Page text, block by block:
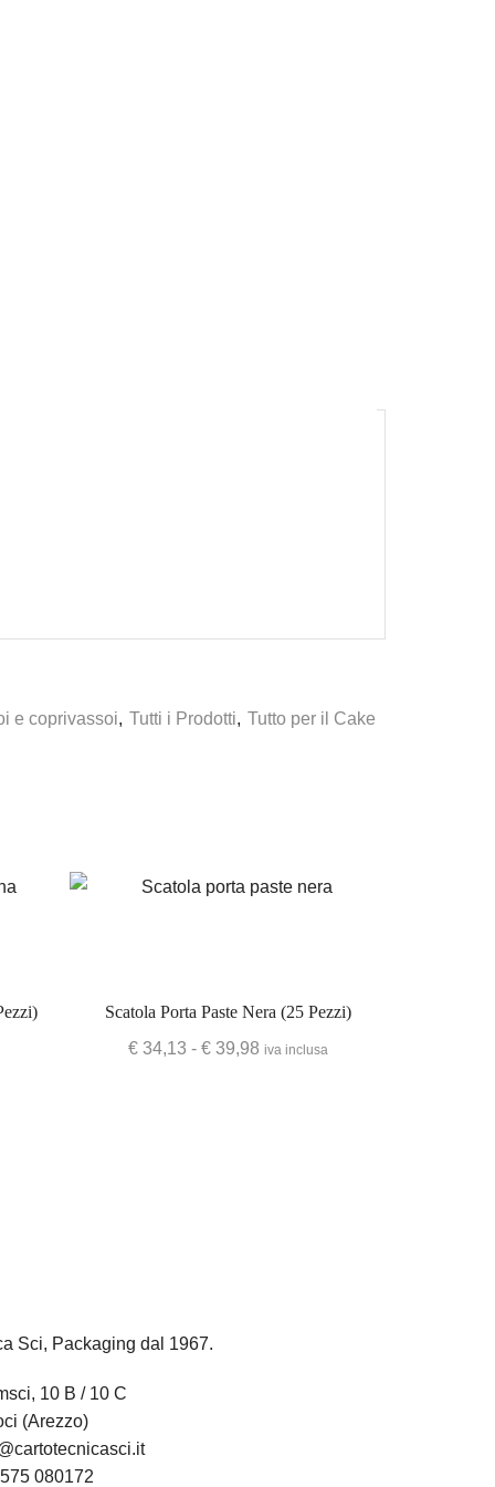
e coprivassoi, Tutti i Prodotti, Tutto per il Cake
Scatola Porta Paste Nera (25 Pezzi)
€34,13 - €39,98 iva inclusa
Sci, Packaging dal 1967.
10 B / 10 C
(Arezzo)
080172